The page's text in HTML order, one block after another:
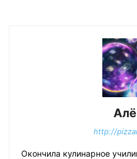
http://
Окончила кулинарное